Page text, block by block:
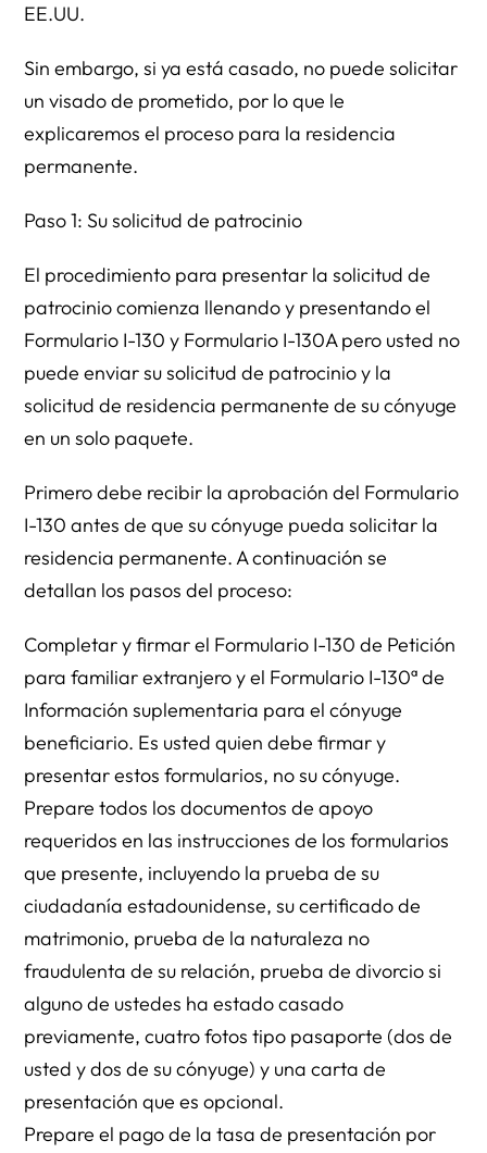
EE.UU.
Sin embargo, si ya está casado, no puede solicitar
un visado de prometido, por lo que le
explicaremos el proceso para la residencia
permanente.
Paso 1: Su solicitud de patrocinio
El procedimiento para presentar la solicitud de
patrocinio comienza llenando y presentando el
Formulario I-130 y Formulario I-130A pero usted no
puede enviar su solicitud de patrocinio y la
solicitud de residencia permanente de su cónyuge
en un solo paquete.
Primero debe recibir la aprobación del Formulario
I-130 antes de que su cónyuge pueda solicitar la
residencia permanente. A continuación se
detallan los pasos del proceso:
Completar y firmar el Formulario I-130 de Petición
para familiar extranjero y el Formulario I-130ª de
Información suplementaria para el cónyuge
beneficiario. Es usted quien debe firmar y
presentar estos formularios, no su cónyuge.
Prepare todos los documentos de apoyo
requeridos en las instrucciones de los formularios
que presente, incluyendo la prueba de su
ciudadanía estadounidense, su certificado de
matrimonio, prueba de la naturaleza no
fraudulenta de su relación, prueba de divorcio si
alguno de ustedes ha estado casado
previamente, cuatro fotos tipo pasaporte (dos de
usted y dos de su cónyuge) y una carta de
presentación que es opcional.
Prepare el pago de la tasa de presentación por